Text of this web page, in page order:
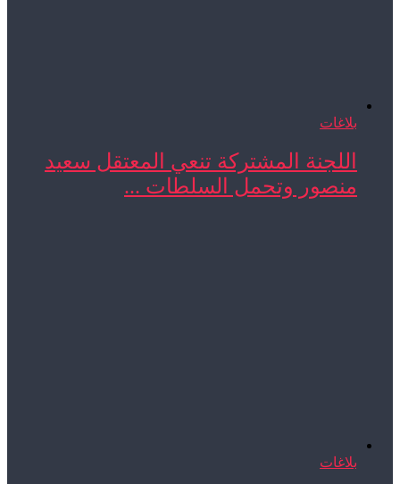
بلاغات
اللجنة المشتركة تنعي المعتقل سعيد
منصور وتحمل السلطات ...
بلاغات